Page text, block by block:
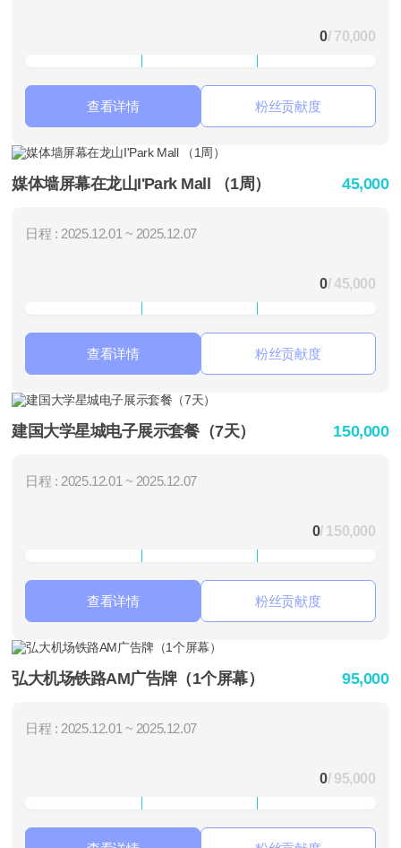
0/ 70,000
查看详情 粉丝贡献度
媒体墙屏幕在龙山I'Park Mall （1周） 45,000
日程 : 2025.12.01 ~ 2025.12.07
0/ 45,000
查看详情 粉丝贡献度
建国大学星城电子展示套餐（7天） 150,000
日程 : 2025.12.01 ~ 2025.12.07
0/ 150,000
查看详情 粉丝贡献度
弘大机场铁路AM广告牌（1个屏幕） 95,000
日程 : 2025.12.01 ~ 2025.12.07
0/ 95,000